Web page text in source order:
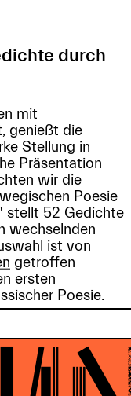
durch
mit
genießt die
Stellung in
Präsentation
wir die
Poesie
stellt 52 Gedichte
wechselnden
ist von
getroffen
ersten
Poesie.